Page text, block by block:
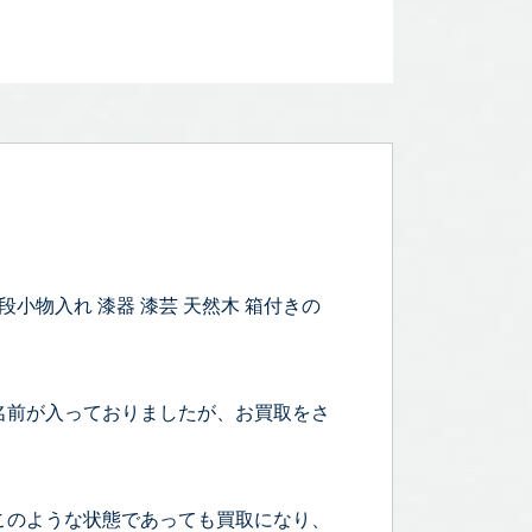
小物入れ 漆器 漆芸 天然木 箱付きの
が入っておりましたが、お買取をさ
ような状態であっても買取になり、